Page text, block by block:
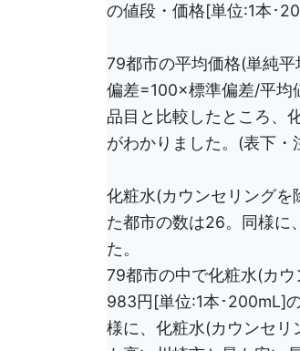
の値段・価格[単位:1本･
79都市の平均価格(単純
偏差=100×標準偏差/平均
品目と比較したところ、
がわかりました。(表下・
化粧水(カウンセリングを
た都市の数は26。同様に
た。
79都市の中で化粧水(カ
983円[単位:1本･200mL]
様に、化粧水(カウンセリ